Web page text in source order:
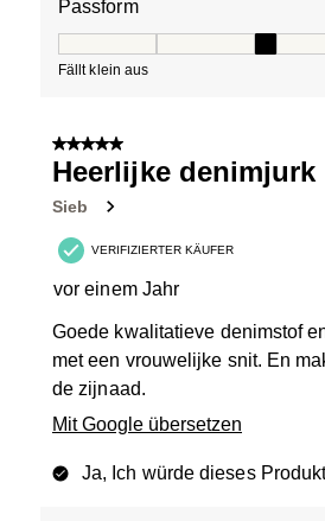
Passform
Fällt klein aus
5 von 5 Sternen.
Heerlijke denimjurk
Sieb
VERIFIZIERTER KÄUFER
vor einem Jahr
Goede kwalitatieve denimstof
met een vrouwelijke snit. En
de zijnaad.
Mit Google übersetzen
Ja, Ich würde dieses